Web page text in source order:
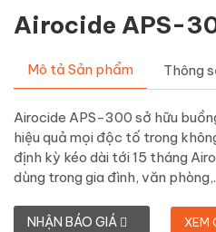
Airocide APS-
Mô tả Sản phẩm Thông
Airocide APS-300 sở hữu
hiệu quả mọi độc tố trong
định kỳ kéo dài tới 15 tháng
dùng trong gia đình, văn
NHẬN BÁO GIÁ XEM